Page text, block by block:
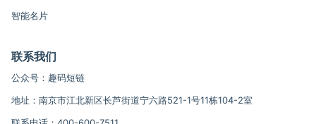
智能名片
联系我们
公众号：趣码短链
地址：南京市江北新区长芦街道宁六路521-1号11栋104-2室